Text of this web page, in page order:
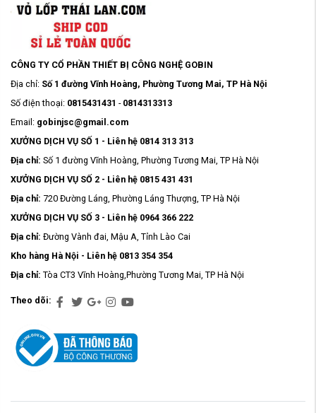
CÔNG TY CỔ PHẦN THIẾT BỊ CÔNG NGHỆ GOBIN
Địa chỉ: Số 1 đường Vĩnh Hoàng, Phường Tương Mai, TP Hà Nội
Số điện thoại: 0815431431 - 0814313313
Email: gobinjsc@gmail.com
XƯỞNG DỊCH VỤ SỐ 1 - Liên hệ 0814 313 313
Địa chỉ: Số 1 đường Vĩnh Hoàng, Phường Tương Mai, TP Hà Nội
XƯỞNG DỊCH VỤ SỐ 2 - Liên hệ 0815 431 431
Địa chỉ: 720 Đường Láng, Phường Láng Thượng, TP Hà Nội
XƯỞNG DỊCH VỤ SỐ 3 - Liên hệ 0964 366 222
Địa chỉ: Đường Vành đai, Mậu A, Tỉnh Lào Cai
Kho hàng Hà Nội - Liên hệ 0813 354 354
Địa chỉ: Tòa CT3 Vĩnh Hoàng,Phường Tương Mai, TP Hà Nội
Theo dõi: